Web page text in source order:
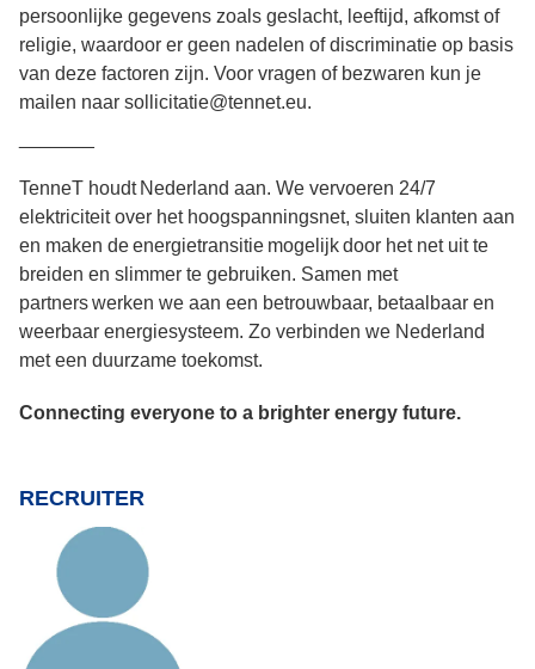
persoonlijke gegevens zoals geslacht, leeftijd, afkomst of
religie, waardoor er geen nadelen of discriminatie op basis
van deze factoren zijn. Voor vragen of bezwaren kun je
mailen naar sollicitatie@tennet.eu.
TenneT houdt Nederland aan. We vervoeren 24/7
elektriciteit over het hoogspanningsnet, sluiten klanten aan
en maken de energietransitie mogelijk door het net uit te
breiden en slimmer te gebruiken. Samen met
partners werken we aan een betrouwbaar, betaalbaar en
weerbaar energiesysteem. Zo verbinden we Nederland
met een duurzame toekomst.
Connecting everyone to a brighter energy future.
RECRUITER